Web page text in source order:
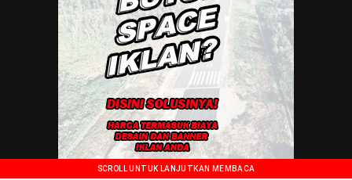
SCROLL UNTUK LANJUTKAN MEMBACA